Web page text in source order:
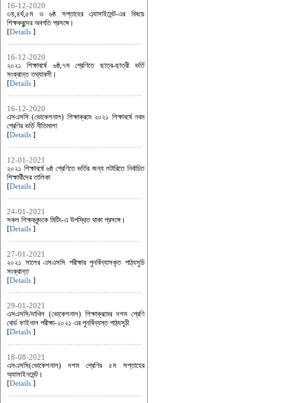
16-12-2020
৩য়,৪র্থ,৫ম ও ৬ষ্ঠ সপ্তাহের এ্যাসাইমেন্ট-এর বিষয়ে
শিক্ষকবৃন্দের অবগতি প্রসঙ্গে।
[Details ]
16-12-2020
২০২১ শিক্ষাবর্ষে ৬ষ্ঠ,৭ম শ্রেণিতে ছাত্র-ছাত্রী ভর্তি
সংক্রান্ত তথ্যাবলী।
[Details ]
16-12-2020
এসএসসি (ভোকেশনাল) শিক্ষাক্রমে ২০২১ শিক্ষাবর্ষে নবম
শ্রেণির ভর্তি নীতিমালা
[Details ]
12-01-2021
২০২১ শিক্ষাবর্ষে ৬ষ্ঠ শ্রেণিতে ভর্তির জন্য লটারিতে নির্বাচিত
শিক্ষার্থীদের তালিকা
[Details ]
24-01-2021
সকল শিক্ষকবৃন্দকে মিটিং-এ উপস্থিত থাকা প্রসঙ্গে।
[Details ]
27-01-2021
২০২১ সালের এসএসসি পরীক্ষার পুনর্বিন্যাসকৃত পাঠ্যসুচি
সংক্রান্ত
[Details ]
29-01-2021
এসএসসি/দাখিল (ভোকেশনাল) শিক্ষাক্রমের দশম শ্রেণি
বোর্ড ফাইনাল পরীক্ষা-২০২১ এর পুনর্বিন্যস্ত পাঠ্যসূচী
[Details ]
18-08-2021
এসএসসি(ভোকেশনাল) দশম শ্রেণির ৫ম সপ্তাহের
অ্যাসাইনমেন্ট।
[Details ]